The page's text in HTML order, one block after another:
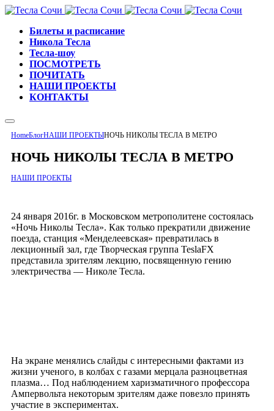
Билеты и расписание
Никола Тесла
Тесла-шоу
ПОСМОТРЕТЬ
ПОЧИТАТЬ
НАШИ ПРОЕКТЫ
КОНТАКТЫ
HomeБлогНАШИ ПРОЕКТЫНОЧЬ НИКОЛЫ ТЕСЛА В МЕТРО
НОЧЬ НИКОЛЫ ТЕСЛА В МЕТРО
НАШИ ПРОЕКТЫ
24 января 2016г. в Московском метрополитене состоялась
«Ночь Николы Тесла». Как только прекратили движение
поезда, станция «Менделеевская» превратилась в
лекционный зал, где Творческая группа TeslaFX
представила зрителям лекцию, посвященную гению
электричества — Николе Тесла.
На экране менялись слайды с интересными фактами из
жизни ученого, в колбах с газами мерцала разноцветная
плазма… Под наблюдением харизматичного профессора
Ампервольта некоторым зрителям даже повезло принять
участие в экспериментах.